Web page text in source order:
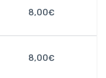
8,00€
8,00€